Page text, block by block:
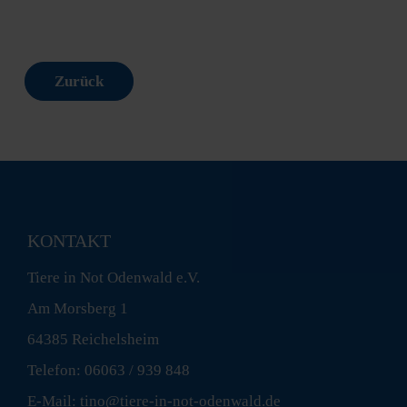
Zurück
KONTAKT
Tiere in Not Odenwald e.V.
Am Morsberg 1
64385 Reichelsheim
Telefon: 06063 / 939 848
E-Mail: tino@tiere-in-not-odenwald.de